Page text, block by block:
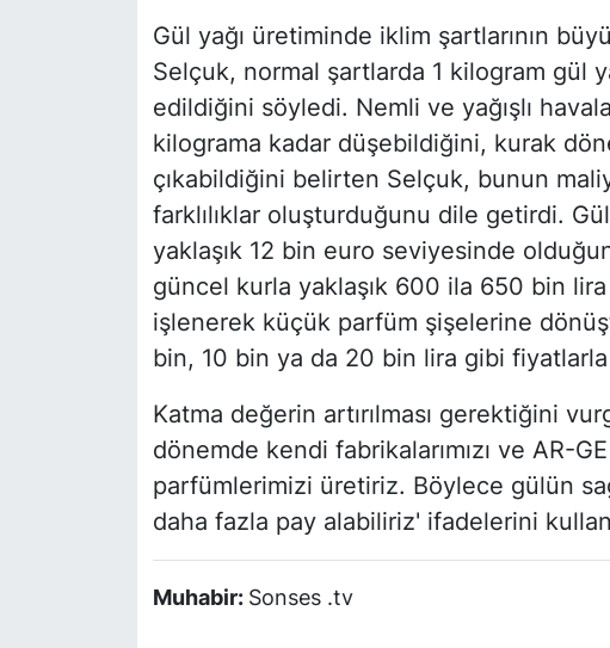
Gül yağı üretiminde iklim şartlarının
Selçuk, normal şartlarda 1 kilogram gül
edildiğini söyledi. Nemli ve yağışlı
kilograma kadar düşebildiğini, kurak
çıkabildiğini belirten Selçuk, bunun
farklılıklar oluşturduğunu dile getirdi. Gül
yaklaşık 12 bin euro seviyesinde
güncel kurla yaklaşık 600 ila 650 bin
işlenerek küçük parfüm şişelerine
bin, 10 bin ya da 20 bin lira gibi
Katma değerin artırılması gerektiğini
dönemde kendi fabrikalarımızı ve AR-
parfümlerimizi üretiriz. Böylece gülün
daha fazla pay alabiliriz' ifadelerini
Muhabir: Sonses .tv